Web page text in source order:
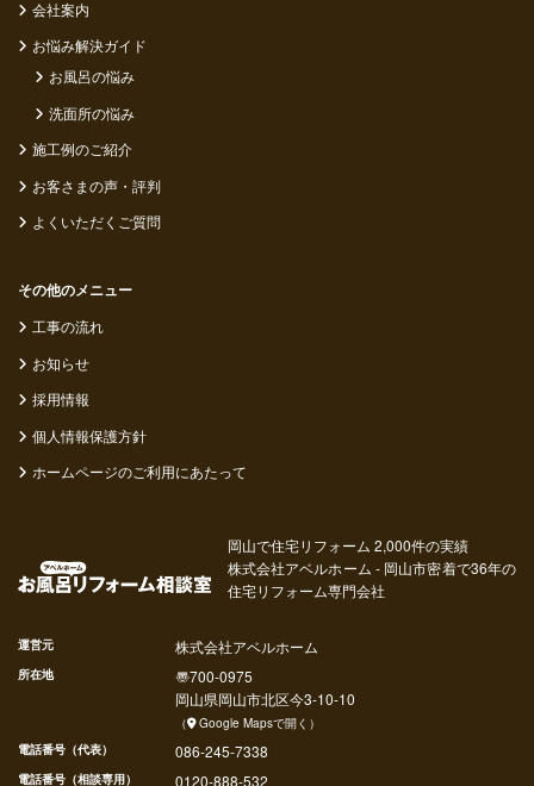
会社案内
お悩み解決ガイド
お風呂の悩み
洗面所の悩み
施工例のご紹介
お客さまの声・評判
よくいただくご質問
その他のメニュー
工事の流れ
お知らせ
採用情報
個人情報保護方針
ホームページのご利用にあたって
岡山で住宅リフォーム 2,000件の実績
株式会社アベルホーム - 岡山市密着で36年の
住宅リフォーム専門会社
運営元 株式会社アベルホーム
所在地 〠700-0975
岡山県岡山市北区今3-10-10
（ Google Mapsで開く ）
電話番号（代表）
086-245-7338
電話番号（相談専用） 0120-888-532